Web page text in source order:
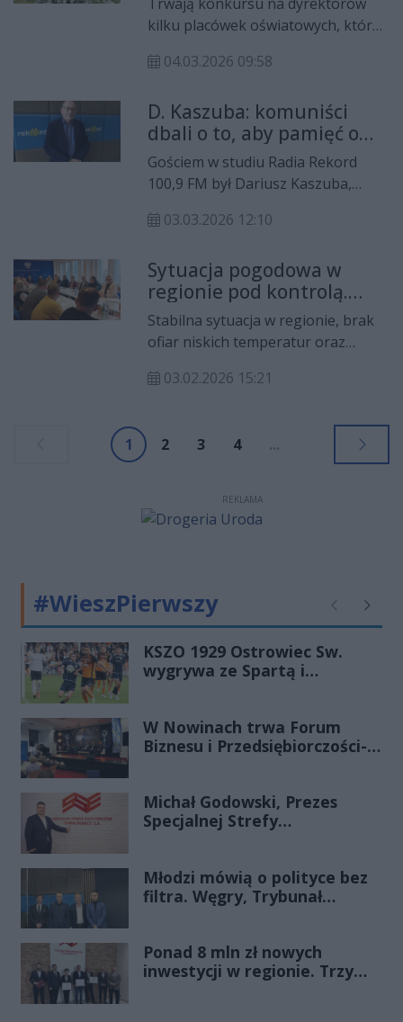
uprzejmości dyrektora Dariusz
Lipiec. Oficjalne otwarcie miało
miejsce o godz. 9:00 przez
starachowickiego Małgorzatę
Galas-Bąbę, Dariusza Lipca-
dyrektora I LO i prorektor ds.
ogólnych Politechniki
Świętokrzyskiej Izabeli Krzysztofik
przedszkoli i szkół
Trwają konkursu na dyrektorów
kilku placówek oświatowych, które
Świętokrzyski.
04.03.2026 09:58
D. Kaszuba: komuniści
dbali o to, aby pamięć o
żołnierzach niezłomnych
schować w mrokach
niepamięci
Gościem w studiu Radia Rekord
100,9 FM był Dariusz Kaszuba,
Ogólnokształcącego nr I im.
żołnierze wyklęci, komu zależało,
aby pamięć o nich zaginęła lub była
zafałszona? W jaki sposób
żołnierze niezłomni są
przedstawiani za pomocą sztuki?
Te i inne tematy poruszamy w
03.03.2026 12:10
Sytuacja pogodowa w
regionie pod kontrolą.
Wojewódzki Zespół
Zarządzania Kryzysowego
podsumował działania
służb
Stabilna sytuacja w regionie, brak
ofiar niskich temperatur oraz
najważniejsze wnioski z
Zespołu Zarządzania Kryzysowego
i briefingu prasowego, które odbyły
Urzędzie Wojewódzkim w Kielcach.
03.02.2026 15:21
1 2 3 4 ...
REKLAMA
#WieszPierwszy Poprzednie
KSZO 1929 Ostrowiec Sw.
wygrywa ze Spartą i
W Nowinach trwa Forum
Biznesu i Przedsiębiorczości-
Michał Godowski, Prezes
Specjalnej Strefy
Porannej Rozmowy Radia
Rekord Świętokrzyskie
Młodzi mówią o polityce bez
filtra. Węgry, Trybunał
zmienia zasady gry
Ponad 8 mln zł nowych
inwestycji w regionie. Trzy